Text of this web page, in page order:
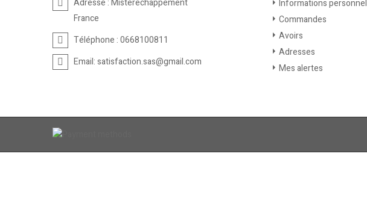
Adresse :Misterechappement
France
Téléphone :0668100811
Email:satisfaction.sas@gmail.com
Informations
Commandes
Avoirs
Adresses
Mes alertes